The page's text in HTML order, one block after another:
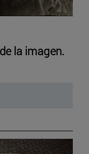
la imagen.